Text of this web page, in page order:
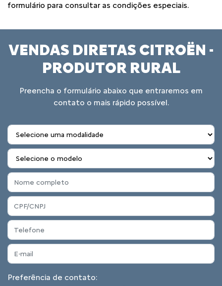
formulário para consultar as condições especiais.
VENDAS DIRETAS CITROËN -
PRODUTOR RURAL
Preencha o formulário abaixo que entraremos em
contato o mais rápido possível.
Preferência de contato: